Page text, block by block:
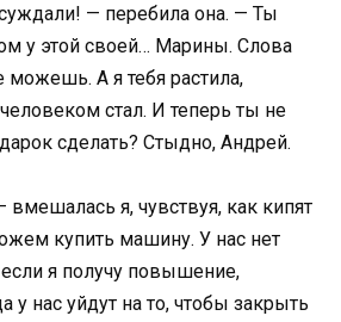
— перебила она. — Ты
у этой своей… Марины. Слова
можешь. А я тебя растила,
стал. И теперь ты не
сделать? Стыдно, Андрей.
я, чувствуя, как кипят
купить машину. У нас нет
я получу повышение,
у нас уйдут на то, чтобы закрыть